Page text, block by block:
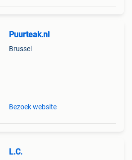
Puurteak.nl
Brussel
Bezoek website
L.C.